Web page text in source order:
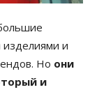
и
Но они
и